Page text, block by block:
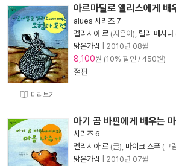
미리보기
아르마딜로 앨리스에게 배
alues 시리즈 7
펠리시아 로 (지은이), 릴리 메시나
맑은가람
2010년 08월
8,100원 (10% 할인 / 450원)
절판
아기 곰 바핀에게 배우는 마
시리즈 6
펠리시아 로 (글), 마이크 스푸 (그
맑은가람
2010년 07월